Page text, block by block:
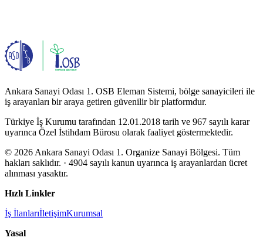
Ankara Sanayi Odası 1. OSB Eleman Sistemi, bölge sanayicileri ile
iş arayanları bir araya getiren güvenilir bir platformdur.
Türkiye İş Kurumu tarafından 12.01.2018 tarih ve 967 sayılı karar
uyarınca Özel İstihdam Bürosu olarak faaliyet göstermektedir.
© 2026 Ankara Sanayi Odası 1. Organize Sanayi Bölgesi. Tüm
hakları saklıdır. · 4904 sayılı kanun uyarınca iş arayanlardan ücret
alınması yasaktır.
Hızlı Linkler
İş İlanlarıİletişimKurumsal
Yasal